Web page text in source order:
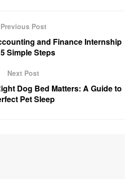
Previous Post
and Finance Internship
Simple Steps
Next Post
Dog Bed Matters: A Guide to
Pet Sleep